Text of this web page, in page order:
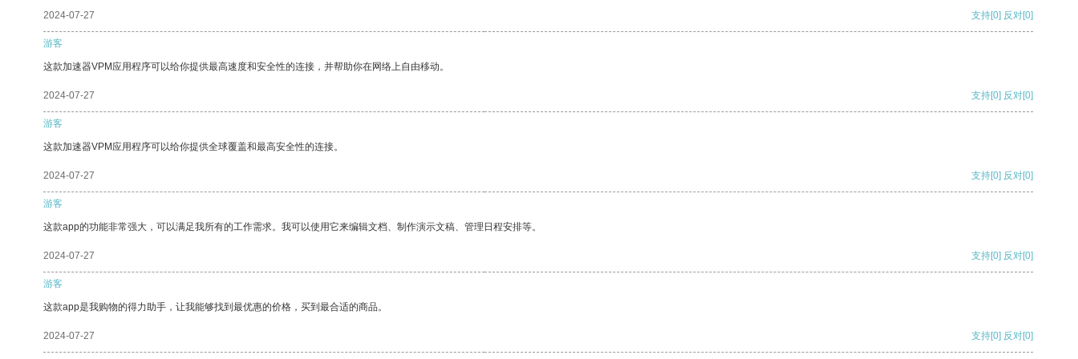
2024-07-27 支持[0] 反对[0]
游客
这款加速器VPM应用程序可以给你提供最高速度和安全性的连接，并帮助你在网络上自由移动。
2024-07-27 支持[0] 反对[0]
游客
这款加速器VPM应用程序可以给你提供全球覆盖和最高安全性的连接。
2024-07-27 支持[0] 反对[0]
游客
这款app的功能非常强大，可以满足我所有的工作需求。我可以使用它来编辑文档、制作演示文稿、管理日程安排等。
2024-07-27 支持[0] 反对[0]
游客
这款app是我购物的得力助手，让我能够找到最优惠的价格，买到最合适的商品。
2024-07-27 支持[0] 反对[0]